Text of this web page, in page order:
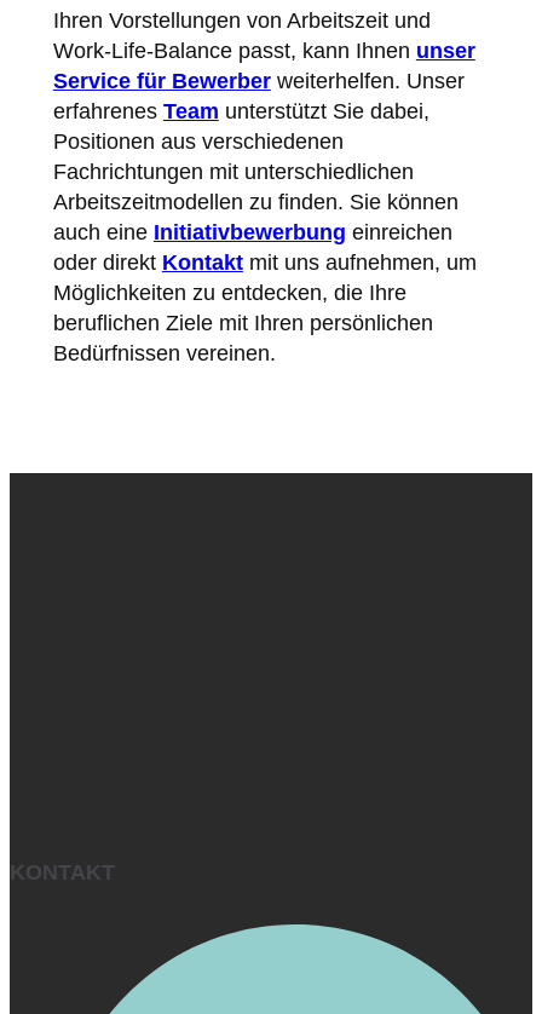
Ihren Vorstellungen von Arbeitszeit und
Work-Life-Balance passt, kann Ihnen unser
Service für Bewerberweiterhelfen. Unser
erfahrenes Team unterstützt Sie dabei,
Positionen aus verschiedenen
Fachrichtungen mit unterschiedlichen
Arbeitszeitmodellen zu finden. Sie können
auch eine Initiativbewerbung einreichen
oder direkt Kontaktmit uns aufnehmen, um
Möglichkeiten zu entdecken, die Ihre
beruflichen Ziele mit Ihren persönlichen
Bedürfnissen vereinen.
KONTAKT